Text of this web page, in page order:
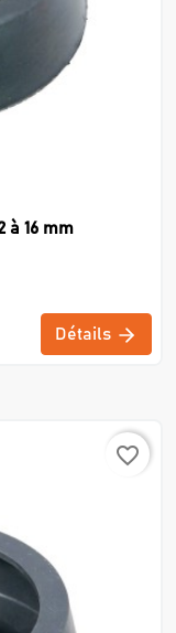
à 16 mm
Détails
favorite_border